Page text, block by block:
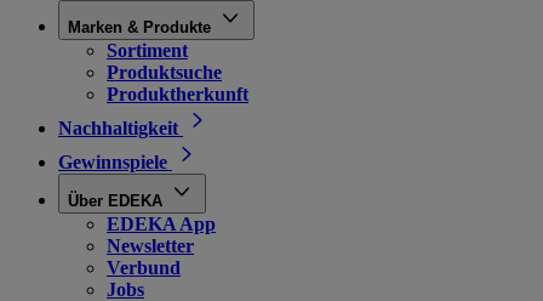
Marken & Produkte
Sortiment
Produktsuche
Produktherkunft
Nachhaltigkeit
Gewinnspiele
Über EDEKA
EDEKA App
Newsletter
Verbund
Jobs